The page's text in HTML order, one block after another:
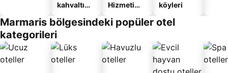
kahvaltı
oteller
Hizmeti
Apart
köyleri
Marmaris bölgesindeki popüler otel
kategorileri